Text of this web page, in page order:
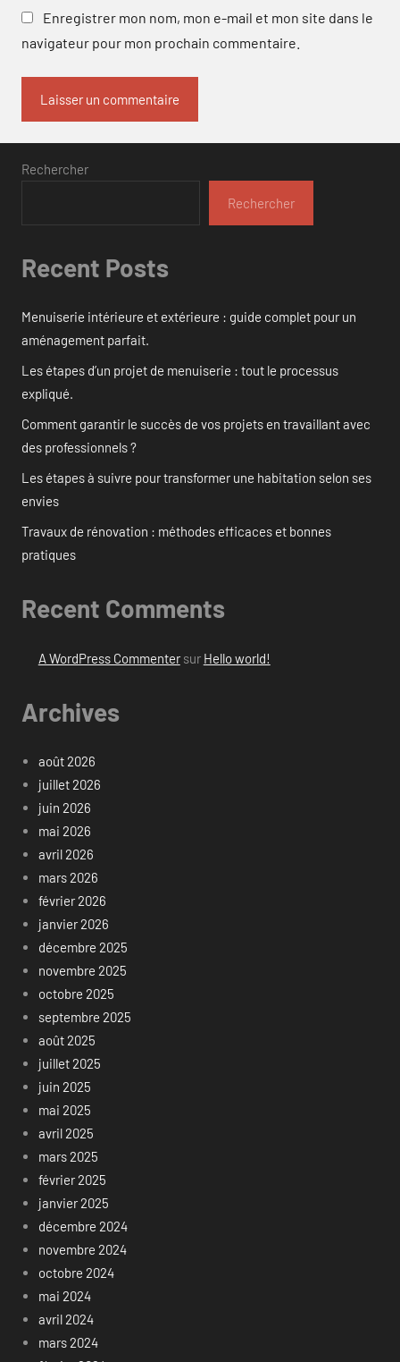
Enregistrer mon nom, mon e-mail et mon site dans le
navigateur pour mon prochain commentaire.
Rechercher
Rechercher
Recent Posts
Menuiserie intérieure et extérieure : guide complet pour un
aménagement parfait.
Les étapes d’un projet de menuiserie : tout le processus
expliqué.
Comment garantir le succès de vos projets en travaillant avec
des professionnels ?
Les étapes à suivre pour transformer une habitation selon ses
envies
Travaux de rénovation : méthodes efficaces et bonnes
pratiques
Recent Comments
A WordPress Commentersur Hello world!
Archives
août 2026
juillet 2026
juin 2026
mai 2026
avril 2026
mars 2026
février 2026
janvier 2026
décembre 2025
novembre 2025
octobre 2025
septembre 2025
août 2025
juillet 2025
juin 2025
mai 2025
avril 2025
mars 2025
février 2025
janvier 2025
décembre 2024
novembre 2024
octobre 2024
mai 2024
avril 2024
mars 2024